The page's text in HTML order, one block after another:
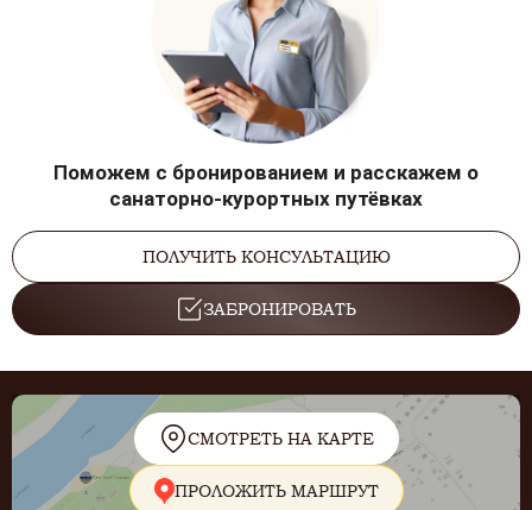
Поможем с бронированием и расскажем о
санаторно-курортных путёвках
ПОЛУЧИТЬ КОНСУЛЬТАЦИЮ
ЗАБРОНИРОВАТЬ
СМОТРЕТЬ НА КАРТЕ
ПРОЛОЖИТЬ МАРШРУТ